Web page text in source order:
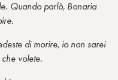
Quando parlò, Bonaria
di morire, io non sarei
volete.